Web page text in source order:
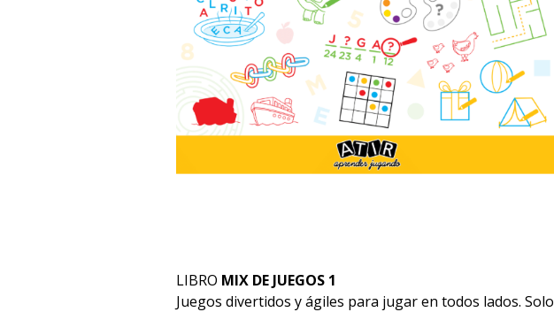
LIBRO MIX DE JUEGOS 1
Juegos divertidos y ágiles para jugar en todos lados. Solo